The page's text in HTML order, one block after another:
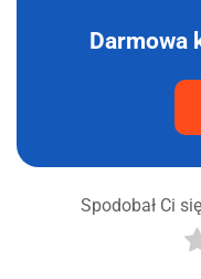
Darmowa
Spodobał Ci